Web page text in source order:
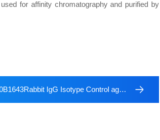
for affinity chromatography and purified by
IgG Isotype Control agarose beads